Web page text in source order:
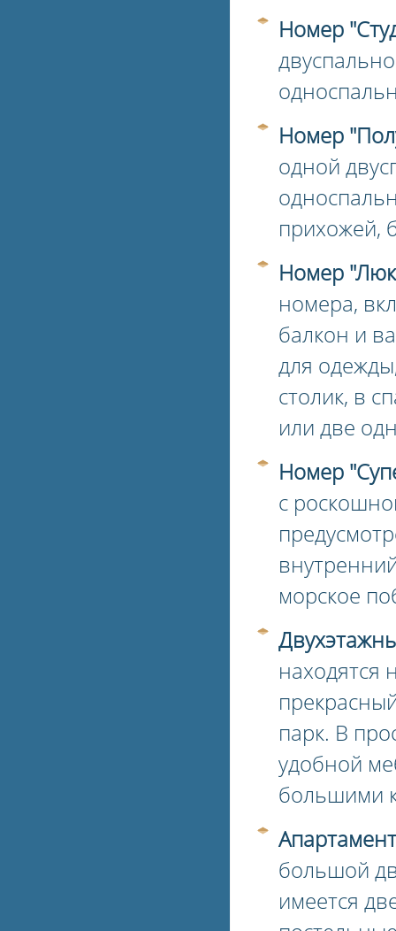
Номер
Номер
одной
прихожей,
Номер
номера,
балкон и
для
столик, в
или две
Номер
с
морское
находятся
парк. В
удобной
большими
большой
имеется